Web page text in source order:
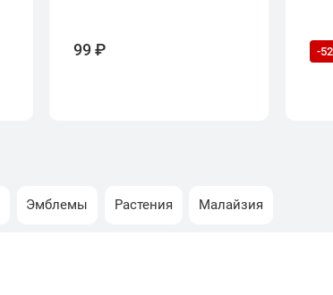
99 ₽ -
Эмблемы Растения Малайзия